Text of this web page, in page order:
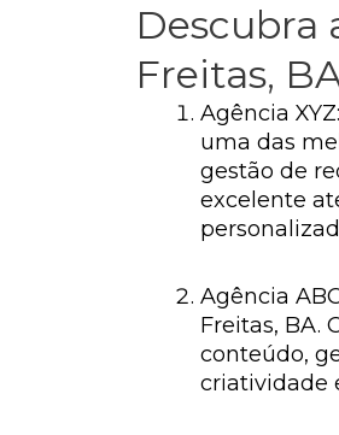
Descubra
Freitas,
Agência
uma das
gestão de
excelente
Agência
Freitas, BA.
conteúdo,
criatividade